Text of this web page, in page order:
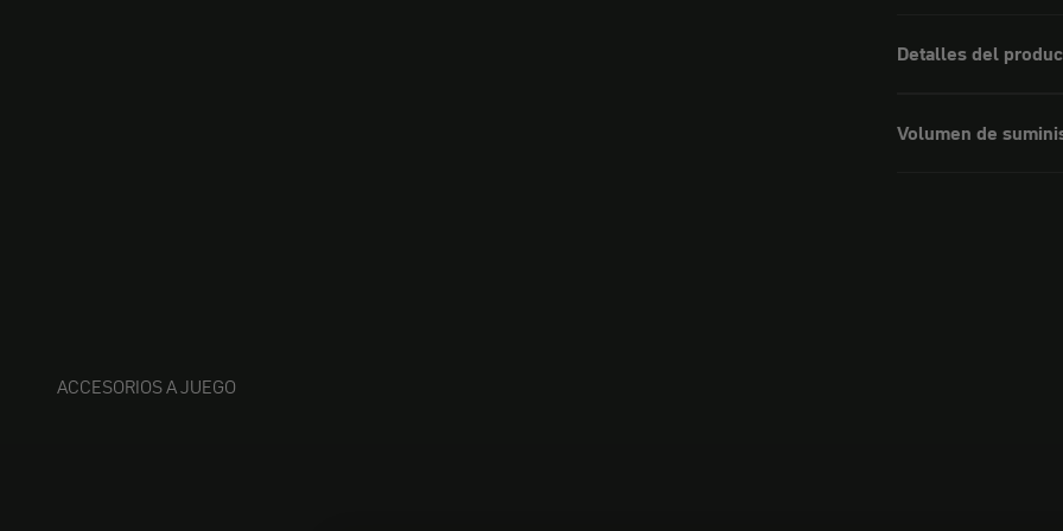
Detalles del
Volumen de
ACCESORIOS A JUEGO